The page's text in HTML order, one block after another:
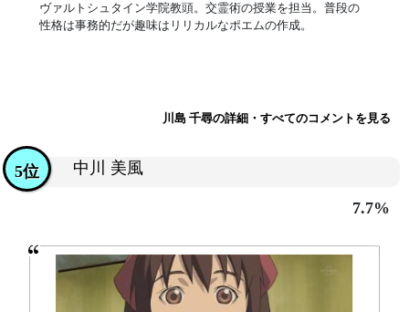
ヴァルトシュタイン学院教頭。交霊術の授業を担当。普段の
性格は事務的だが趣味はリリカルなポエムの作成。
川島 千尋の詳細・すべてのコメントを見る
中川 美風
5位
7.7%